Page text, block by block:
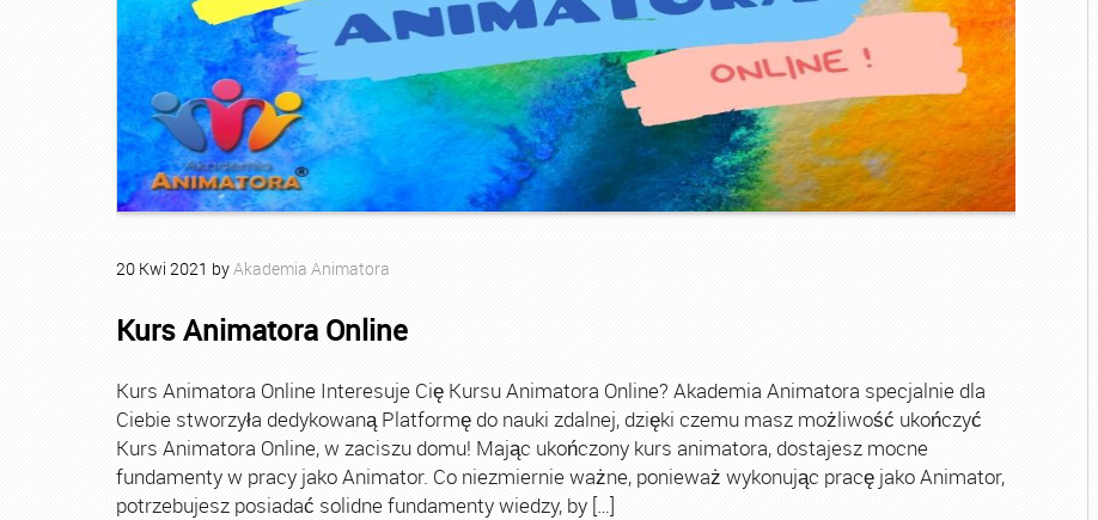
20 Kwi 2021 byAkademia Animatora
Kurs Animatora Online
Kurs Animatora Online Interesuje Cię Kursu Animatora Online? Akademia Animatora specjalnie dla
Ciebie stworzyła dedykowaną Platformę do nauki zdalnej, dzięki czemu masz możliwość ukończyć
Kurs Animatora Online, w zaciszu domu! Mając ukończony kurs animatora, dostajesz mocne
fundamenty w pracy jako Animator. Co niezmiernie ważne, ponieważ wykonując pracę jako Animator,
potrzebujesz posiadać solidne fundamenty wiedzy, by […]